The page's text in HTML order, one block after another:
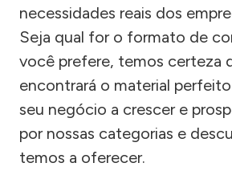
necessidades reais dos
Seja qual for o formato de
você prefere, temos certeza
encontrará o material
seu negócio a crescer e
por nossas categorias e
temos a oferecer.